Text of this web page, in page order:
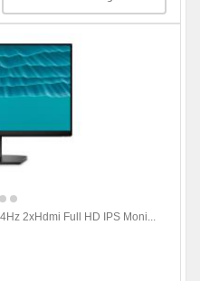
2xHdmi Full HD IPS Moni...